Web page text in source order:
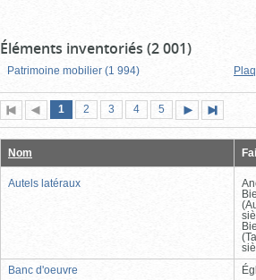
Éléments inventoriés (2 001)
Patrimoine mobilier (1 994)
Première
page
Page
précédente
Page
1 (page
actuelle)
Page
2 Page
3 Page
4 Page
5
suivante
page
Nom
Autels latéraux
Banc d'oeuvre